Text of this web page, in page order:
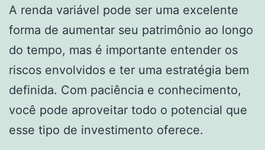
A renda variável pode ser uma excelente
forma de aumentar seu patrimônio ao longo
do tempo, mas é importante entender os
riscos envolvidos e ter uma estratégia bem
definida. Com paciência e conhecimento,
você pode aproveitar todo o potencial que
esse tipo de investimento oferece.